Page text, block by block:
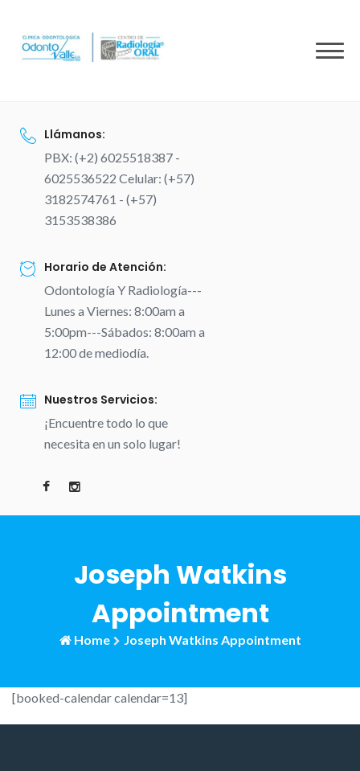
content
Llámanos:
PBX: (+2) 6025518387 -
6025536522 Celular: (+57)
3182574761 - (+57)
3153538386
Horario de Atención:
Odontología Y Radiología---
Lunes a Viernes: 8:00am a
5:00pm---Sábados: 8:00am a
12:00 de mediodía.
Nuestros Servicios:
¡Encuentre todo lo que
necesita en un solo lugar!
Joseph Watkins
Appointment
Home Joseph Watkins Appointment
[booked-calendar calendar=13]